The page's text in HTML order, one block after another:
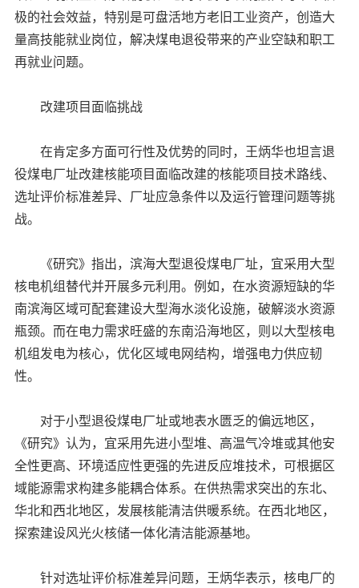
极的社会效益，特别是可盘活地方老旧工业资产，创造大
量高技能就业岗位，解决煤电退役带来的产业空缺和职工
再就业问题。
改建项目面临挑战
在肯定多方面可行性及优势的同时，王炳华也坦言退
役煤电厂址改建核能项目面临改建的核能项目技术路线、
选址评价标准差异、厂址应急条件以及运行管理问题等挑
战。
《研究》指出，滨海大型退役煤电厂址，宜采用大型
核电机组替代并开展多元利用。例如，在水资源短缺的华
南滨海区域可配套建设大型海水淡化设施，破解淡水资源
瓶颈。而在电力需求旺盛的东南沿海地区，则以大型核电
机组发电为核心，优化区域电网结构，增强电力供应韧
性。
对于小型退役煤电厂址或地表水匮乏的偏远地区，
《研究》认为，宜采用先进小型堆、高温气冷堆或其他安
全性更高、环境适应性更强的先进反应堆技术，可根据区
域能源需求构建多能耦合体系。在供热需求突出的东北、
华北和西北地区，发展核能清洁供暖系统。在西北地区，
探索建设风光火核储一体化清洁能源基地。
针对选址评价标准差异问题，王炳华表示，核电厂的